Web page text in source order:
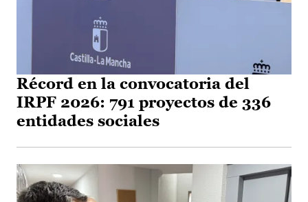
Récord en la convocatoria del
IRPF 2026: 791 proyectos de 336
entidades sociales